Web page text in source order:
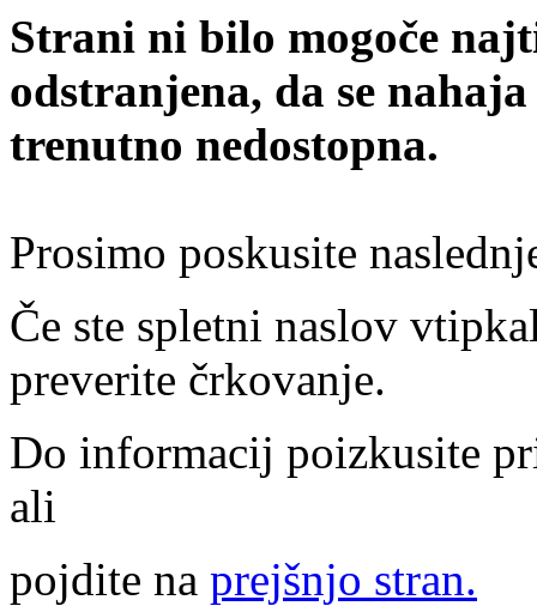
Strani ni bilo mogoče
odstranjena, da se
trenutno nedostopna.
Prosimo poskusite
Če ste spletni naslov
preverite črkovanje.
Do informacij poizkusite
ali
pojdite na prejšnjo stran.